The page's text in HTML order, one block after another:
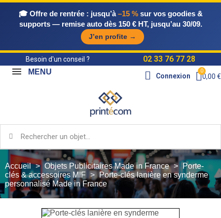
🎓 Offre de rentrée : jusqu’à–15 %sur vos goodies &
supports — remise auto dès 150 € HT, jusqu’au 30/09.
J’en profite →
Besoin d'un conseil ? 02 33 76 77 28
Connexion 0,00 €
MENU
Accueil Objets Publicitaires Made in France
Porte-
clés & accessoires MIF
Porte-clés lanière en synderme
personnalisé Made in France